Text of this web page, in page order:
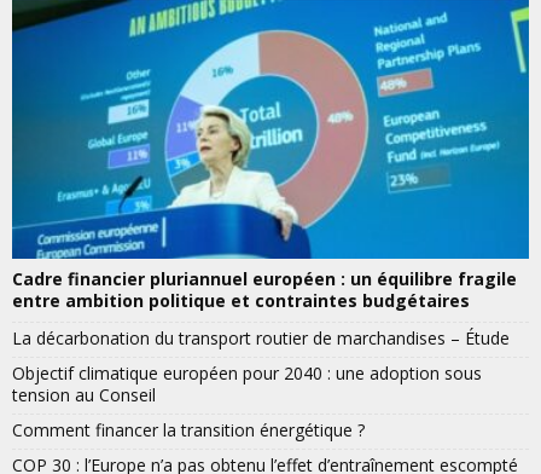
Cadre financier pluriannuel européen : un équilibre fragile
entre ambition politique et contraintes budgétaires
La décarbonation du transport routier de marchandises – Étude
Objectif climatique européen pour 2040 : une adoption sous
tension au Conseil
Comment financer la transition énergétique ?
COP 30 : l’Europe n’a pas obtenu l’effet d’entraînement escompté